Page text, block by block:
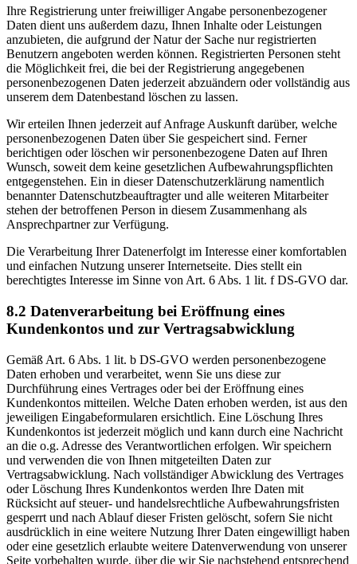
Ihre Registrierung unter freiwilliger Angabe personenbezogener
Daten dient uns außerdem dazu, Ihnen Inhalte oder Leistungen
anzubieten, die aufgrund der Natur der Sache nur registrierten
Benutzern angeboten werden können. Registrierten Personen steht
die Möglichkeit frei, die bei der Registrierung angegebenen
personenbezogenen Daten jederzeit abzuändern oder vollständig aus
unserem dem Datenbestand löschen zu lassen.
Wir erteilen Ihnen jederzeit auf Anfrage Auskunft darüber, welche
personenbezogenen Daten über Sie gespeichert sind. Ferner
berichtigen oder löschen wir personenbezogene Daten auf Ihren
Wunsch, soweit dem keine gesetzlichen Aufbewahrungspflichten
entgegenstehen. Ein in dieser Datenschutzerklärung namentlich
benannter Datenschutzbeauftragter und alle weiteren Mitarbeiter
stehen der betroffenen Person in diesem Zusammenhang als
Ansprechpartner zur Verfügung.
Die Verarbeitung Ihrer Datenerfolgt im Interesse einer komfortablen
und einfachen Nutzung unserer Internetseite. Dies stellt ein
berechtigtes Interesse im Sinne von Art. 6 Abs. 1 lit. f DS-GVO dar.
8.2 Datenverarbeitung bei Eröffnung eines
Kundenkontos und zur Vertragsabwicklung
Gemäß Art. 6 Abs. 1 lit. b DS-GVO werden personenbezogene
Daten erhoben und verarbeitet, wenn Sie uns diese zur
Durchführung eines Vertrages oder bei der Eröffnung eines
Kundenkontos mitteilen. Welche Daten erhoben werden, ist aus den
jeweiligen Eingabeformularen ersichtlich. Eine Löschung Ihres
Kundenkontos ist jederzeit möglich und kann durch eine Nachricht
an die o.g. Adresse des Verantwortlichen erfolgen. Wir speichern
und verwenden die von Ihnen mitgeteilten Daten zur
Vertragsabwicklung. Nach vollständiger Abwicklung des Vertrages
oder Löschung Ihres Kundenkontos werden Ihre Daten mit
Rücksicht auf steuer- und handelsrechtliche Aufbewahrungsfristen
gesperrt und nach Ablauf dieser Fristen gelöscht, sofern Sie nicht
ausdrücklich in eine weitere Nutzung Ihrer Daten eingewilligt haben
oder eine gesetzlich erlaubte weitere Datenverwendung von unserer
Seite vorbehalten wurde, über die wir Sie nachstehend entsprechend